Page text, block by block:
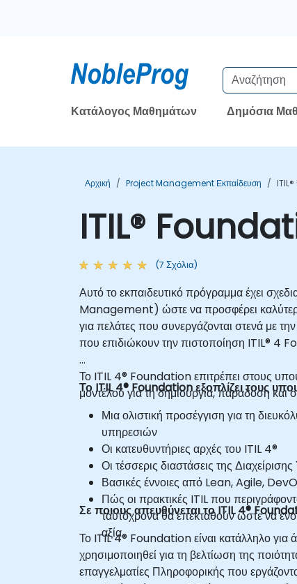
Κατάλογος Μαθημάτων Δημόσια
Αρχική Project Management Εκπαίδευση
ITIL®
(7 Σχόλια)
Αυτό το εκπαιδευτικό πρόγραμμα έχει
Management) ώστε να προσφέρει
για πελάτες που συνεργάζονται στενά με
που επιδιώκουν την πιστοποίηση ITIL® 4
Το ITIL 4® Foundation επιτρέπει στους
μοντέλου για τη δημιουργία, παράδοση
Το ITIL 4® Foundation εξοπλίζει τους
Μια ολιστική προσέγγιση για τη
υπηρεσιών
Οι κατευθυντήριες αρχές του ITIL 4®
Οι τέσσερις διαστάσεις της
Βασικές έννοιες από Lean, Agile,
Πώς οι πρακτικές ITIL που
ταυτόχρονα θα επεκταθούν ώστε να
αξία.
Σε ποιους απευθύνεται το ITIL 4®
Το ITIL 4® Foundation είναι κατάλληλο για
χρησιμοποιηθεί για τη βελτίωση της
επαγγελματίες Πληροφορικής που